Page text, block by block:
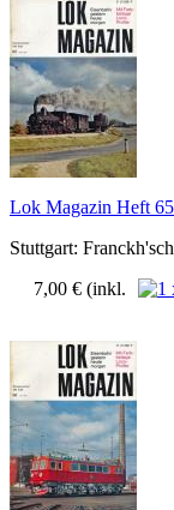
Lok Magazin Heft
Stuttgart:
7,00 € (inkl.